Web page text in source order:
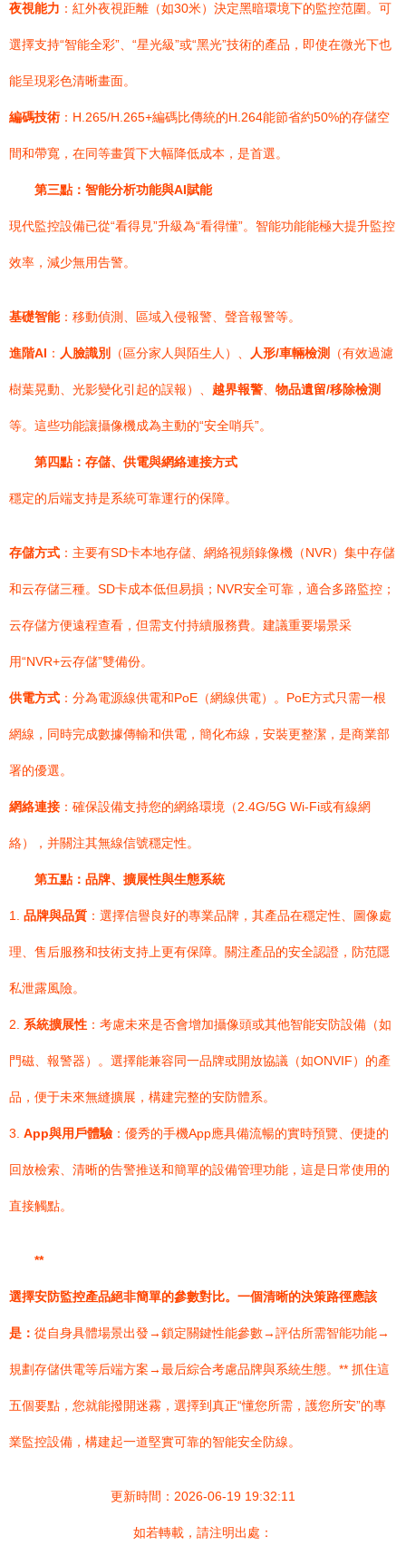
夜視能力 ：紅外夜視距離（如30米）決定黑暗環境下的監控范圍。可
選擇支持“智能全彩”、“星光級”或“黑光”技術的產品，即使在微光下也
能呈現彩色清晰畫面。
編碼技術 ：H.265/H.265+編碼比傳統的H.264能節省約50%的存儲空
間和帶寬，在同等畫質下大幅降低成本，是首選。
第三點：智能分析功能與AI賦能
現代監控設備已從“看得見”升級為“看得懂”。智能功能能極大提升監控
效率，減少無用告警。
基礎智能：移動偵測、區域入侵報警、聲音報警等。
進階AI ： 人臉識別 （區分家人與陌生人）、 人形/車輛檢測 （有效過濾
樹葉晃動、光影變化引起的誤報）、 越界報警 物品遺留/移除檢測
等。這些功能讓攝像機成為主動的“安全哨兵”。
第四點：存儲、供電與網絡連接方式
穩定的后端支持是系統可靠運行的保障。
存儲方式 ：主要有SD卡本地存儲、網絡視頻錄像機（NVR）集中存儲
和云存儲三種。SD卡成本低但易損；NVR安全可靠，適合多路監控；
云存儲方便遠程查看，但需支付持續服務費。建議重要場景采
用“NVR+云存儲”雙備份。
供電方式 ：分為電源線供電和PoE（網線供電）。PoE方式只需一根
網線，同時完成數據傳輸和供電，簡化布線，安裝更整潔，是商業部
署的優選。
網絡連接 ：確保設備支持您的網絡環境（2.4G/5G Wi-Fi或有線網
絡），并關注其無線信號穩定性。
第五點：品牌、擴展性與生態系統
1. 品牌與品質 ：選擇信譽良好的專業品牌，其產品在穩定性、圖像處
理、售后服務和技術支持上更有保障。關注產品的安全認證，防范隱
私泄露風險。
2. 系統擴展性 ：考慮未來是否會增加攝像頭或其他智能安防設備（如
門磁、報警器）。選擇能兼容同一品牌或開放協議（如ONVIF）的產
品，便于未來無縫擴展，構建完整的安防體系。
3. App與用戶體驗 ：優秀的手機App應具備流暢的實時預覽、便捷的
回放檢索、清晰的告警推送和簡單的設備管理功能，這是日常使用的
直接觸點。
**
選擇安防監控產品絕非簡單的參數對比。一個清晰的決策路徑應該
是： 從自身具體場景出發→鎖定關鍵性能參數→評估所需智能功能→
規劃存儲供電等后端方案→最后綜合考慮品牌與系統生態。** 抓住這
五個要點，您就能撥開迷霧，選擇到真正“懂您所需，護您所安”的專
業監控設備，構建起一道堅實可靠的智能安全防線。
更新時間：2026-06-19 19:32:11
如若轉載，請注明出處：